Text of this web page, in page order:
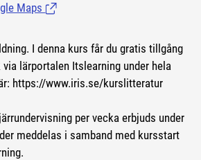
Maps (Länk till extern sida.)
I denna kurs får du gratis tillgång
lärportalen Itslearning under hela
https://www.iris.se/kurslitteratur
per vecka erbjuds under
meddelas i samband med kursstart